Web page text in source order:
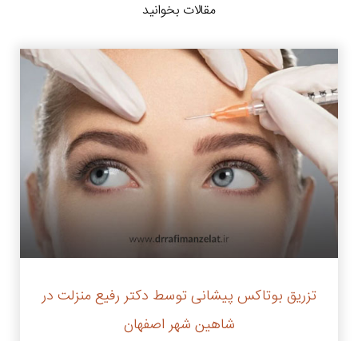
مقالات بخوانید
تزریق بوتاکس پیشانی توسط دکتر رفیع منزلت در
شاهین شهر اصفهان